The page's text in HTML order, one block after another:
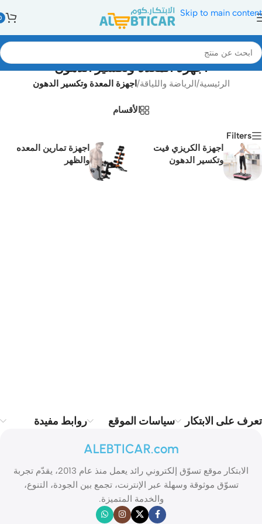
Skip to main content
اجهزة المعدة وتكسير الدهون
الرئيسية/الرياضة واللياقة/ اجهزة المعدة وتكسير الدهون
الأقسام
Filters
اجهزة الكريزي فيت
وتكسير الدهون
اجهزة تمارين المعده
والظهر
تعرف على الابتكار سياسات الموقع روابط مفيدة
ALEBTICAR.com
الابتكار موقع تسوّق إلكتروني رائد يعمل منذ عام 2013، يقدّم تجربة
تسوّق موثوقة وسهلة عبر الإنترنت، تجمع بين الجودة، التنوع،
والخدمة المتميزة.